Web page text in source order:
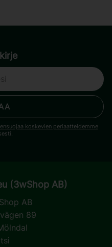
koskevien periaatteidemme
(3wShop AB)
AB
89